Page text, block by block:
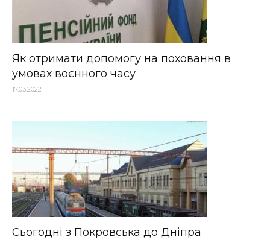
Як отримати допомогу на поховання в
умовах воєнного часу
17.03.2022
Сьогодні з Покровська до Дніпра